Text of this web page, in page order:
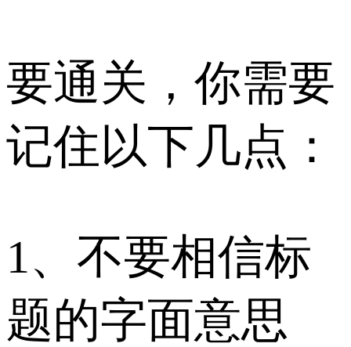
要通关，你需要
记住以下几点：
1、不要相信标
题的字面意思